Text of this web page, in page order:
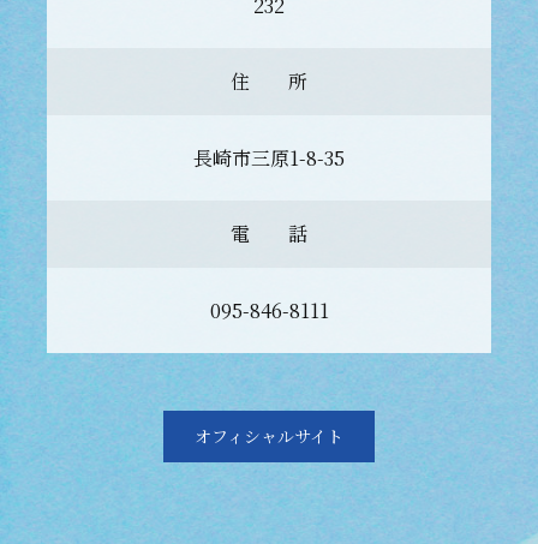
住 所
長崎市三原1-8-35
電 話
095-846-8111
オフィシャルサイト